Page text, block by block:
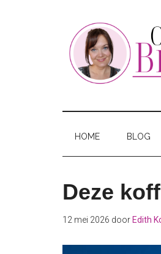
One
Broke
Girl
omHOME BLOG
Deze
12 mei 2026 door Edith